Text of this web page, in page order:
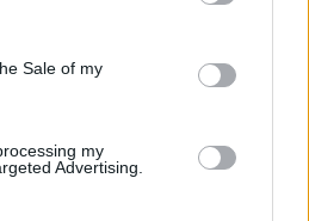
and its third-party tags to
purposes in below Google
Sale of my
my
Advertising.